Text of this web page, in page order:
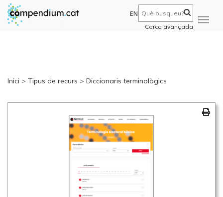
EN
Cerca avançada
Inici > Tipus de recurs > Diccionaris terminològics